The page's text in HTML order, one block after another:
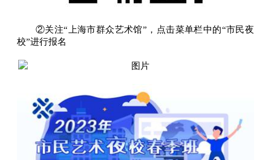
②关注“上海市群众艺术馆”，点击菜单栏中的“市民夜
校”进行报名